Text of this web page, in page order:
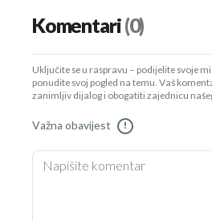
Komentari(0)
Uključite se u raspravu – podijelite svoje
ponudite svoj pogled na temu. Vaš
zanimljiv dijalog i obogatiti zajednicu
Važna obavijest !